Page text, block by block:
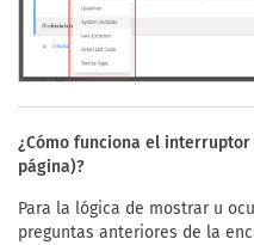
¿Cómo funciona el
página)?
Para la lógica de mostrar u
preguntas anteriores de la